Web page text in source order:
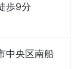
歩9分
央区南船